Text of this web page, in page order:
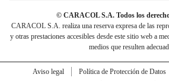
© CARACOL S.A. Todos los
CARACOL S.A. realiza una reserva expresa de las
y otras prestaciones accesibles desde este sitio web a
medios que resulten
Aviso legal Política de Protección de Datos